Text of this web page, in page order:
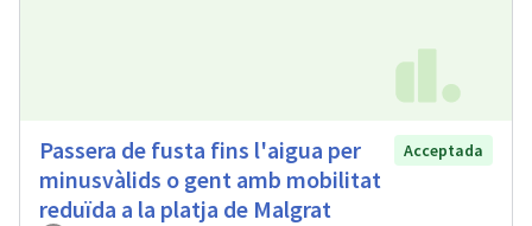
Passera de fusta fins l'aigua per
minusvàlids o gent amb mobilitat
reduïda a la platja de Malgrat
Acceptada